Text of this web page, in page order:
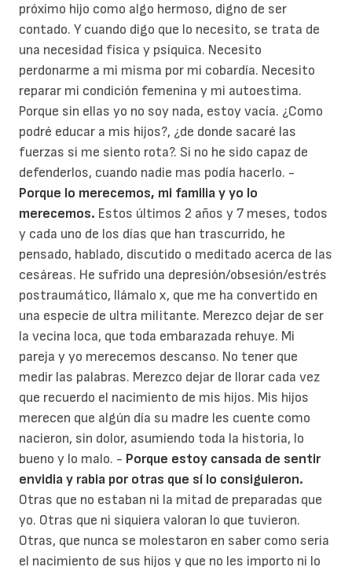
próximo hijo como algo hermoso, digno de ser
contado. Y cuando digo que lo necesito, se trata de
una necesidad física y psíquica. Necesito
perdonarme a mi misma por mi cobardía. Necesito
reparar mi condición femenina y mi autoestima.
Porque sin ellas yo no soy nada, estoy vacía. ¿Como
podré educar a mis hijos?, ¿de donde sacaré las
fuerzas si me siento rota?. Si no he sido capaz de
defenderlos, cuando nadie mas podía hacerlo. -
Porque lo merecemos, mi familia y yo lo
merecemos. Estos últimos 2 años y 7 meses, todos
y cada uno de los días que han trascurrido, he
pensado, hablado, discutido o meditado acerca de las
cesáreas. He sufrido una depresión/obsesión/estrés
postraumático, llámalo x, que me ha convertido en
una especie de ultra militante. Merezco dejar de ser
la vecina loca, que toda embarazada rehuye. Mi
pareja y yo merecemos descanso. No tener que
medir las palabras. Merezco dejar de llorar cada vez
que recuerdo el nacimiento de mis hijos. Mis hijos
merecen que algún día su madre les cuente como
nacieron, sin dolor, asumiendo toda la historia, lo
bueno y lo malo. - Porque estoy cansada de sentir
envidia y rabia por otras que sí lo consiguieron.
Otras que no estaban ni la mitad de preparadas que
yo. Otras que ni siquiera valoran lo que tuvieron.
Otras, que nunca se molestaron en saber como seria
el nacimiento de sus hijos y que no les importo ni lo